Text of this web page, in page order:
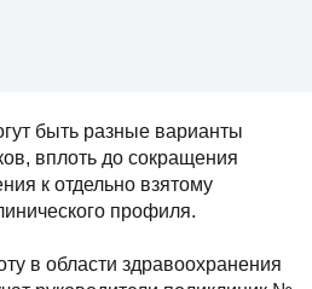
быть разные варианты
вплоть до сокращения
к отдельно взятому
профиля.
в области здравоохранения